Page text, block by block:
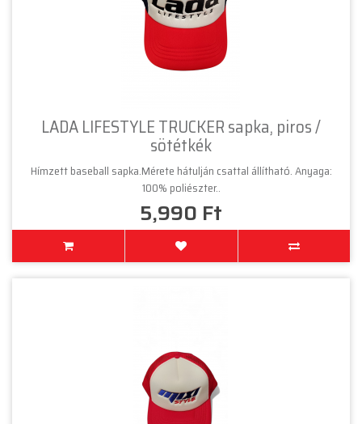
LADA LIFESTYLE TRUCKER sapka, piros /
sötétkék
Hímzett baseball sapka.Mérete hátulján csattal állítható. Anyaga:
100% poliészter..
5,990 Ft